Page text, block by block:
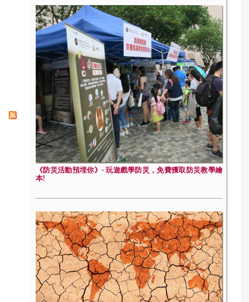
《防災活動預埋你》- 玩遊戲學防災，免費獲取防災教學繪
本!